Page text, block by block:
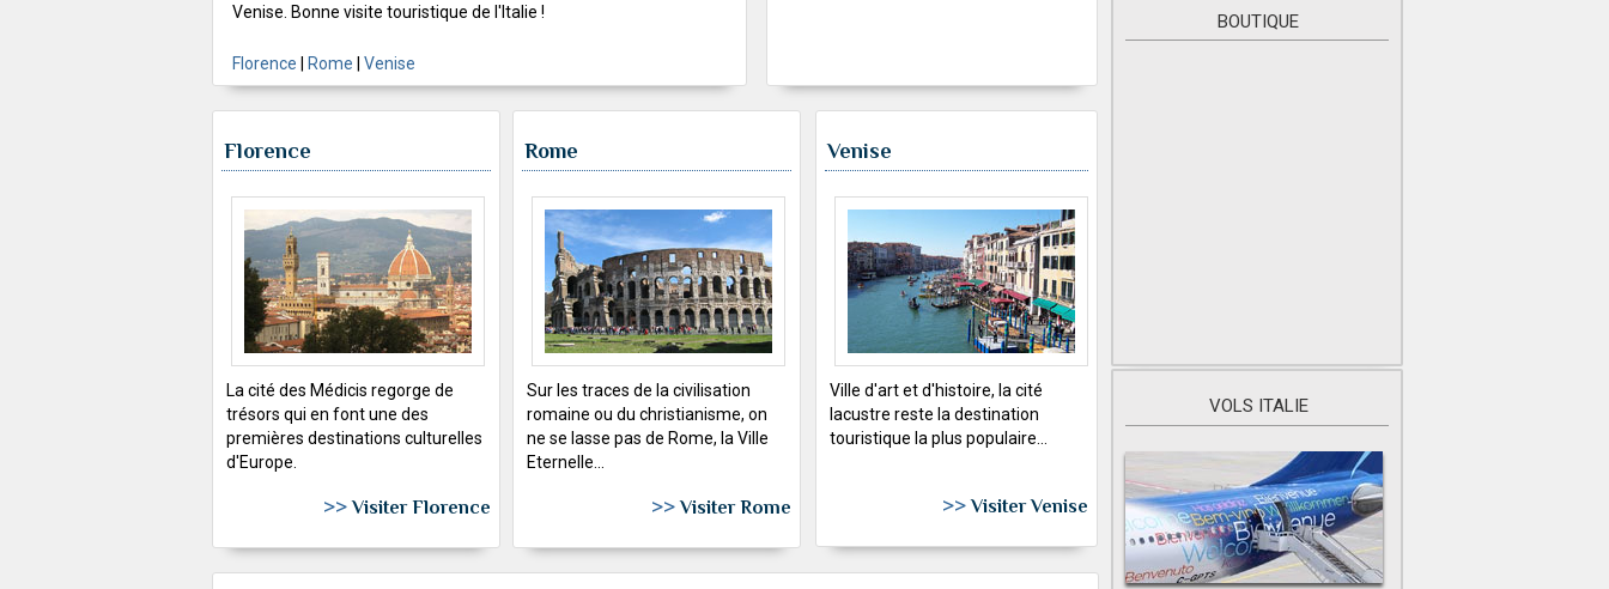
Venise. Bonne visite touristique de l'Italie !
Florence Rome Venise
Florence
La cité des Médicis regorge de
trésors qui en font une des
premières destinations culturelles
d'Europe.
>>Visiter Florence
Rome
Sur les traces de la civilisation
romaine ou du christianisme, on
ne se lasse pas de Rome, la Ville
Eternelle...
>>Visiter Rome
Venise
Ville d'art et d'histoire, la cité
lacustre reste la destination
touristique la plus populaire...
>>Visiter Venise
BOUTIQUE
VOLS ITALIE